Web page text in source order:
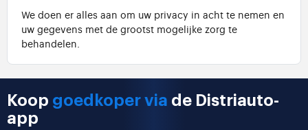
We doen er alles aan om uw privacy in acht te nemen en
uw gegevens met de grootst mogelijke zorg te
behandelen.
Koop goedkoper via de Distriauto-
app